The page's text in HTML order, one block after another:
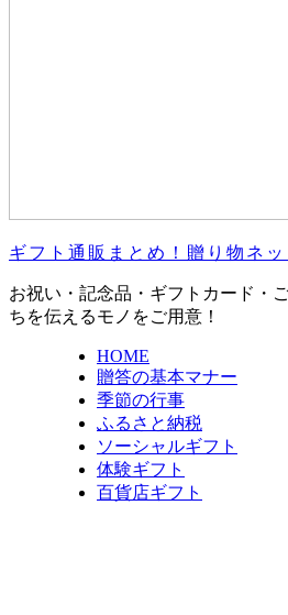
ギフト通販まとめ！贈り物ネ
お祝い・記念品・ギフトカード・
ちを伝えるモノをご用意！
HOME
贈答の基本マナー
季節の行事
ふるさと納税
ソーシャルギフト
体験ギフト
百貨店ギフト